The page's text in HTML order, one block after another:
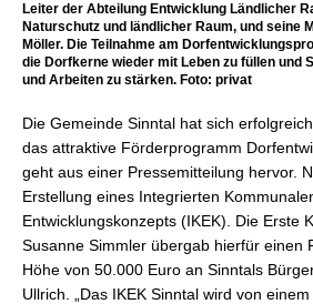
Leiter der Abteilung Entwicklung Ländlicher
Naturschutz und ländlicher Raum, und seine
Möller. Die Teilnahme am
die Dorfkerne wieder mit Leben zu füllen und
und Arbeiten zu stärken. Foto: privat
Die Gemeinde Sinntal hat sich
das attraktive Förderprogramm
geht aus einer Pressemitteilung hervor.
Erstellung eines Integrierten
Entwicklungskonzepts (IKEK). Die Erste
Susanne Simmler übergab hierfür einen
Höhe von 50.000 Euro an Sinntals
Ullrich. „Das IKEK Sinntal wird von